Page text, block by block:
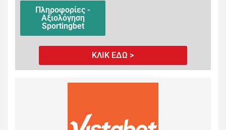
Πληροφορίες -
Αξιολόγηση
Sportingbet
ΚΛΙΚ ΕΔΩ >